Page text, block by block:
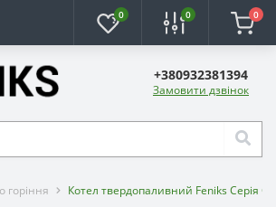
0 0 0
+380932381394
Замовити дзвінок
горіння Котел твердопаливний Feniks Серія C